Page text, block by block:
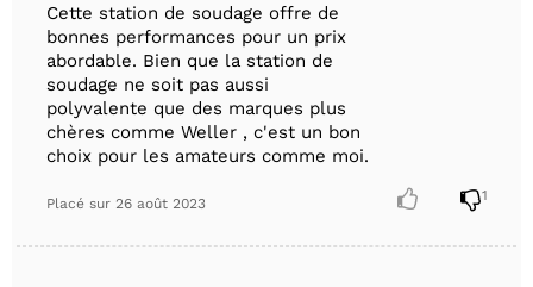
Cette station de soudage offre de
bonnes performances pour un prix
abordable. Bien que la station de
soudage ne soit pas aussi
polyvalente que des marques plus
chères comme Weller , c'est un bon
choix pour les amateurs comme moi.
Placé sur 26 août 2023  1